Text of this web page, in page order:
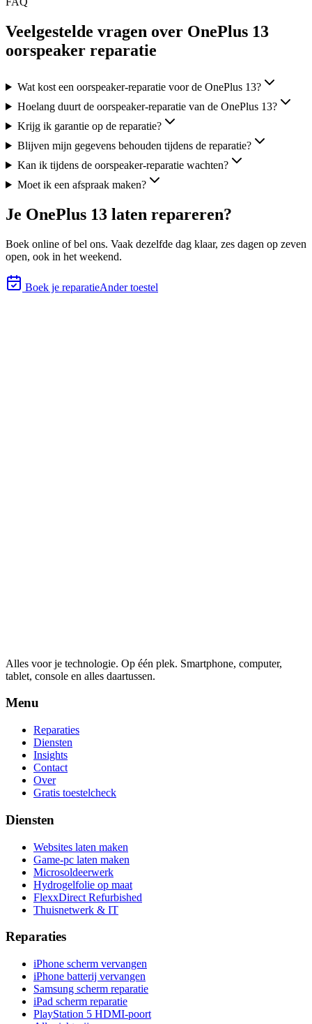
Veelgestelde vragen over OnePlus 13
oorspeaker reparatie
Wat kost een oorspeaker-reparatie voor de OnePlus 13?
Hoelang duurt de oorspeaker-reparatie van de OnePlus 13?
Krijg ik garantie op de reparatie?
Blijven mijn gegevens behouden tijdens de reparatie?
Kan ik tijdens de oorspeaker-reparatie wachten?
Moet ik een afspraak maken?
Je OnePlus 13 laten repareren?
Boek online of bel ons. Vaak dezelfde dag klaar, zes dagen op zeven
open, ook in het weekend.
Boek je reparatieAnder toestel
Alles voor je technologie. Op één plek. Smartphone, computer,
tablet, console en alles daartussen.
Menu
Reparaties
Diensten
Insights
Contact
Over
Gratis toestelcheck
Diensten
Websites laten maken
Game-pc laten maken
Microsoldeerwerk
Hydrogelfolie op maat
FlexxDirect Refurbished
Thuisnetwerk & IT
Reparaties
iPhone scherm vervangen
iPhone batterij vervangen
Samsung scherm reparatie
iPad scherm reparatie
PlayStation 5 HDMI-poort